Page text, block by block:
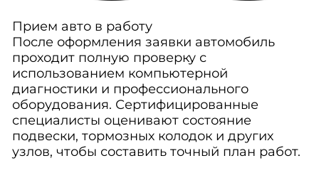
Прием авто в работу
После оформления заявки автомобиль
проходит полную проверку с
использованием компьютерной
диагностики и профессионального
оборудования. Сертифицированные
специалисты оценивают состояние
подвески, тормозных колодок и других
узлов, чтобы составить точный план работ.